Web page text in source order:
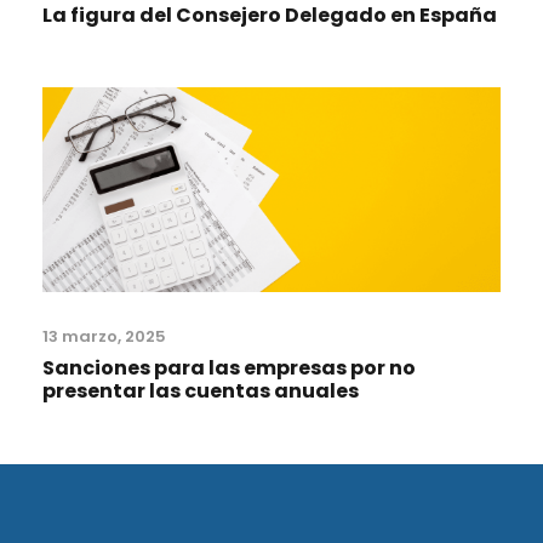
La figura del Consejero Delegado en España
13 marzo, 2025
Sanciones para las empresas por no
presentar las cuentas anuales